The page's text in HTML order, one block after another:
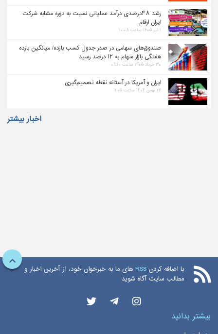
رشد ۴۸درصدی درآمد عملیاتی نسبت به دوره مشابه شرکت
ایران ارقام
۱ تیر ۱۴۰۵ ساعت ۱۰:۰۸
صندوق‌های سهامی در صدر جدول کسب بازده/ میانگین بازده
هفتگی بازار سهام به ۱۲ درصد رسید
۳۰ خرداد ۱۴۰۵ ساعت ۰۹:۱۰
ایران و آمریکا در آستانه نقطه تصمیم‌گیری
۲۶ بهمن ۱۴۰۴ ساعت ۱۱:۰۵
اخبار بیشتر
با اضافه کردن RSS های ما به خبرخوان خود، از آخرین اخبار و
مطالب سایت آگاه شوید
بیشتر بدانید